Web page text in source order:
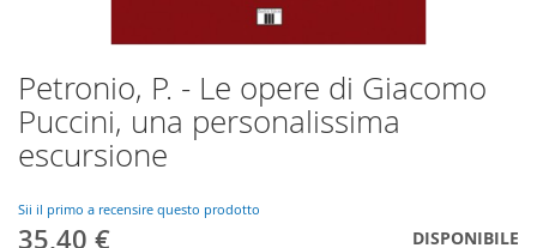
Vai
all'inizio
della
galleria
immagini
Petronio, P. - Le opere di Giacomo
Puccini, una personalissima
escursione
Sii il primo a recensire questo prodotto
35,40 €
DISPONIBILE